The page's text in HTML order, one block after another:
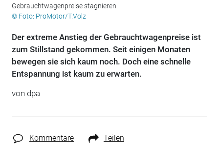
Gebrauchtwagenpreise stagnieren.
© Foto: ProMotor/T.Volz
Der extreme Anstieg der Gebrauchtwagenpreise ist
zum Stillstand gekommen. Seit einigen Monaten
bewegen sie sich kaum noch. Doch eine schnelle
Entspannung ist kaum zu erwarten.
von dpa
Kommentare Teilen